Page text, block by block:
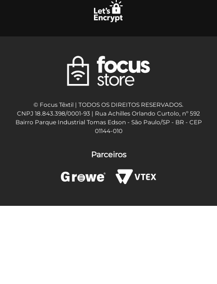
© Focus Têxtil | TODOS OS DIREITOS RESERVADOS.
CNPJ 18.843.398/0001-93 | Rua Achilles Orlando Curtolo, nº 592
Bairro Parque Industrial Tomas Edson - São Paulo/SP - BR - CEP
01144-010
Parceiros